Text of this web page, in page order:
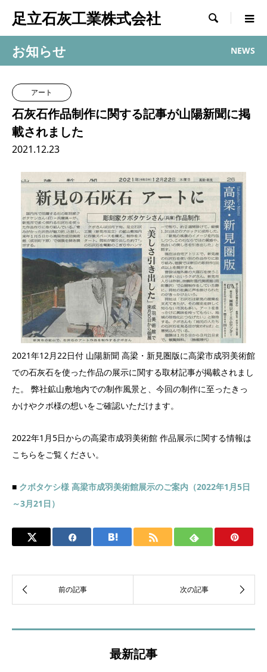
足立石灰工業株式会社 
お知らせ NEWS
アート
石灰石作品制作に関する記事が山陽新聞に掲
載されました
2021.12.23
2021年12月22日付 山陽新聞 高梁・新見圏版に高梁市成羽美術館
での石灰石を使った作品の展示に関する取材記事が掲載されまし
た。 弊社鉱山敷地内での制作風景と、今回の制作に至ったきっ
かけやクボ様の想いをご確認いただけます。
2022年1月5日からの高梁市成羽美術館 作品展示に関する情報は
こちらをご覧ください。
■ クボタケシ様 高梁市成羽美術館展示のご案内（2022年1月5日
～3月21日）
最新記事